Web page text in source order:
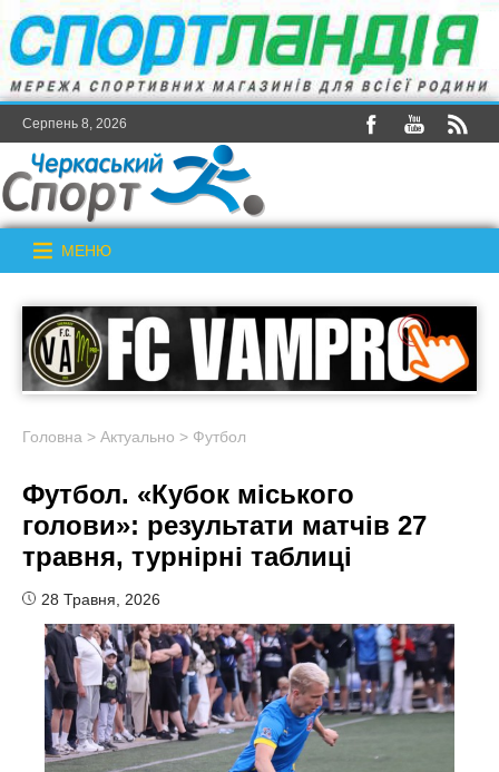
Серпень 8, 2026
МЕНЮ
Головна > Актуально > Футбол
Футбол. «Кубок міського
голови»: результати матчів 27
травня, турнірні таблиці
28 Травня, 2026